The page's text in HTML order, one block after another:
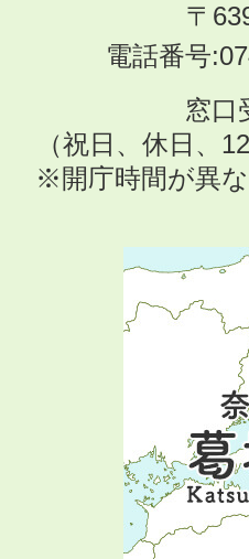
〒
電話番号
窓口
（祝日、休日、
※開庁時間が異